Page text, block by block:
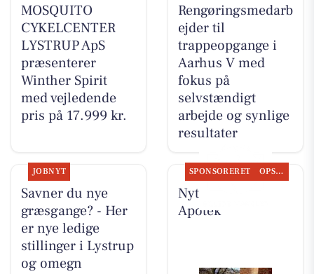
MOSQUITO
CYKELCENTER
LYSTRUP ApS
præsenterer
Winther Spirit
med vejledende
pris på 17.999 kr.
Rengøringsmedarb
ejder til
trappeopgange i
Aarhus V med
fokus på
selvstændigt
arbejde og synlige
resultater
JOBNYT
Savner du nye
græsgange? - Her
er nye ledige
stillinger i Lystrup
og omegn
SPONSORERET OPSLAGSTAVLEN
Nyt fra Lystrup
Apotek